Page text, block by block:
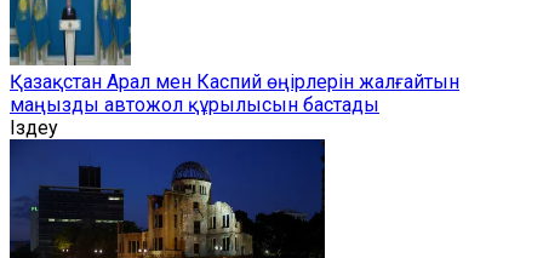
Қазақстан Арал мен Каспий өңірлерін жалғайтын
маңызды автожол құрылысын бастады
Іздеу